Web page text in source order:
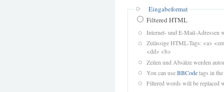
Eingabeformat
Filtered HTML
Internet- und E-Mail-Adressen
Zulässige HTML-Tags: <a>
<dd> <b>
Zeilen und Absätze werden
You can useBBCodetags in
Filtered words will be replaced